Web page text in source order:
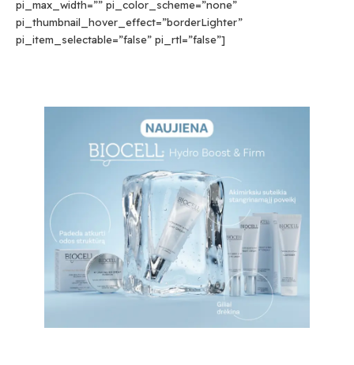
pi_max_width=”” pi_color_scheme=”none”
pi_thumbnail_hover_effect=”borderLighter”
pi_item_selectable=”false” pi_rtl=”false”]